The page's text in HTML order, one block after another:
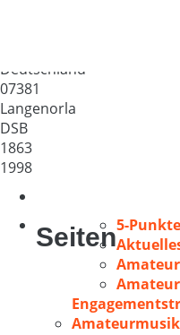
Deutschland
07381
Langenorla
DSB
1863
1998
Seiten5-